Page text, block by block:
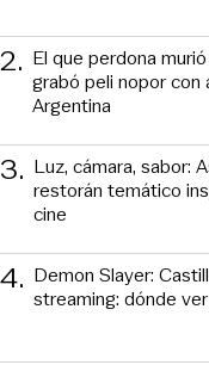
2. El que perdona
grabó peli nopor con
Argentina
3. Luz, cámara, sabor:
restorán temático
cine
4. Demon Slayer:
streaming: dónde